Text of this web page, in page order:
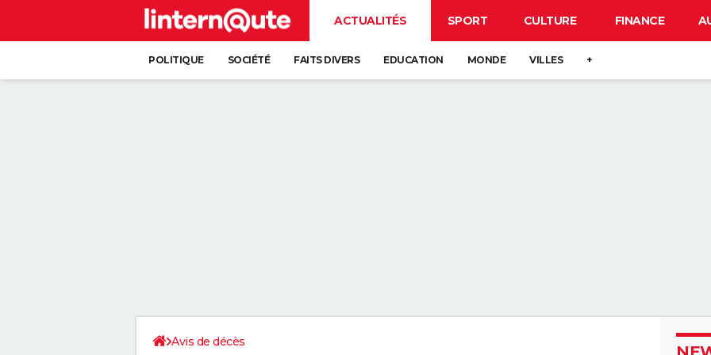
ACTUALITÉS SPORT CULTURE FINANCE
POLITIQUE SOCIÉTÉ FAITS DIVERS EDUCATION MONDE VILLES +
Avis de décès